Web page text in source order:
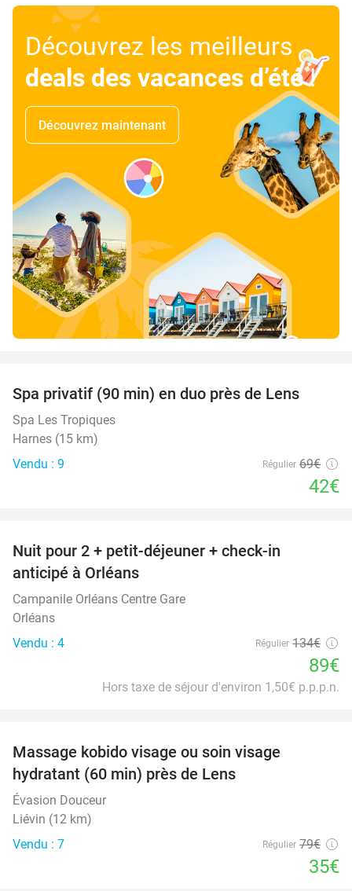
Découvrez les meilleurs
deals des vacances d’été!
Découvrez maintenant
Spa privatif (90 min) en duo près de Lens
Spa Les Tropiques
Harnes (15 km)
Vendu : 9
Régulier 69€
42€
Nuit pour 2 + petit-déjeuner + check-in
anticipé à Orléans
Campanile Orléans Centre Gare
Orléans
Vendu : 4
Régulier 134€
89€
Hors taxe de séjour d'environ 1,50€ p.p.p.n.
Massage kobido visage ou soin visage
hydratant (60 min) près de Lens
Évasion Douceur
Liévin (12 km)
Vendu : 7
Régulier 79€
35€